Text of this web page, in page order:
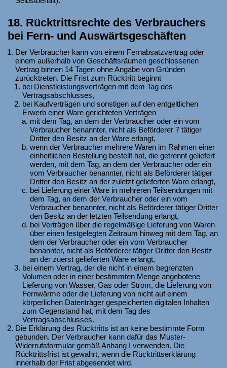
18. Rücktrittsrechte des Verbrauchers
bei Fern- und Auswärtsgeschäften
Der Verbraucher kann von einem Fernabsatzvertrag oder
einem außerhalb von Geschäftsräumen geschlossenen
Vertrag binnen 14 Tagen ohne Angabe von Gründen
zurücktreten. Die Frist zum Rücktritt beginnt
bei Dienstleistungsverträgen mit dem Tag des
Vertragsabschlusses,
bei Kaufverträgen und sonstigen auf den entgeltlichen
Erwerb einer Ware gerichteten Verträgen
mit dem Tag, an dem der Verbraucher oder ein vom
Verbraucher benannter, nicht als Beförderer 7 tätiger
Dritter den Besitz an der Ware erlangt,
wenn der Verbraucher mehrere Waren im Rahmen einer
einheitlichen Bestellung bestellt hat, die getrennt geliefert
werden, mit dem Tag, an dem der Verbraucher oder ein
vom Verbraucher benannter, nicht als Beförderer tätiger
Dritter den Besitz an der zuletzt gelieferten Ware erlangt,
bei Lieferung einer Ware in mehreren Teilsendungen mit
dem Tag, an dem der Verbraucher oder ein vom
Verbraucher benannter, nicht als Beförderer tätiger Dritter
den Besitz an der letzten Teilsendung erlangt,
bei Verträgen über die regelmäßige Lieferung von Waren
über einen festgelegten Zeitraum hinweg mit dem Tag, an
dem der Verbraucher oder ein vom Verbraucher
benannter, nicht als Beförderer tätiger Dritter den Besitz
an der zuerst gelieferten Ware erlangt,
bei einem Vertrag, der die nicht in einem begrenzten
Volumen oder in einer bestimmten Menge angebotene
Lieferung von Wasser, Gas oder Strom, die Lieferung von
Fernwärme oder die Lieferung von nicht auf einem
körperlichen Datenträger gespeicherten digitalen Inhalten
zum Gegenstand hat, mit dem Tag des
Vertragsabschlusses.
Die Erklärung des Rücktritts ist an keine bestimmte Form
gebunden. Der Verbraucher kann dafür das Muster-
Widerrufsformular gemäß Anhang I verwenden. Die
Rücktrittsfrist ist gewahrt, wenn die Rücktrittserklärung
innerhalb der Frist abgesendet wird.